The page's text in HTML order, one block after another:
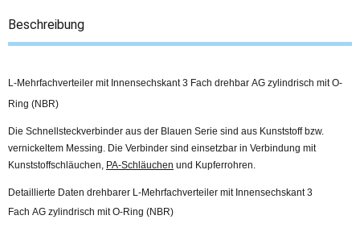
Beschreibung
L-Mehrfachverteiler mit Innensechskant 3 Fach drehbar AG zylindrisch mit O-
Ring (NBR)
Die Schnellsteckverbinder aus der Blauen Serie sind aus Kunststoff bzw.
vernickeltem Messing. Die Verbinder sind einsetzbar in Verbindung mit
Kunststoffschläuchen, PA-Schläuchen und Kupferrohren.
Detaillierte Daten drehbarer L-Mehrfachverteiler mit Innensechskant 3
Fach AG zylindrisch mit O-Ring (NBR)